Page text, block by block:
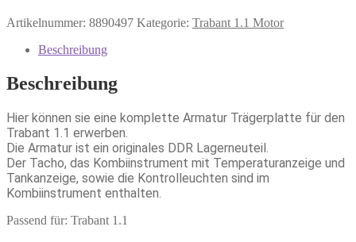
Artikelnummer: 8890497 Kategorie: Trabant 1.1 Motor
Beschreibung
Beschreibung
Hier können sie eine komplette Armatur Trägerplatte für den
Trabant 1.1 erwerben.
Die Armatur ist ein originales DDR Lagerneuteil.
Der Tacho, das Kombiinstrument mit Temperaturanzeige und
Tankanzeige, sowie die Kontrolleuchten sind im
Kombiinstrument enthalten.
Passend für: Trabant 1.1